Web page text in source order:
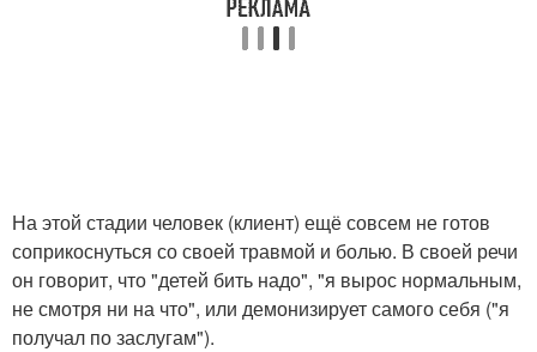
На этой стадии человек (клиент) ещё совсем не готов
соприкоснуться со своей травмой и болью. В своей речи
он говорит, что "детей бить надо", "я вырос нормальным,
не смотря ни на что", или демонизирует самого себя ("я
получал по заслугам").